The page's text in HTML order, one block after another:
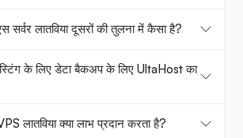
सर्वर लातविया दूसरों की तुलना में कैसा है?
के लिए डेटा बैकअप के लिए UltaHost का
लातविया क्या लाभ प्रदान करता है?